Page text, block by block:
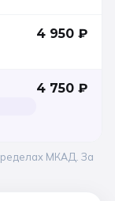
4 950 ₽
4 750 ₽
МКАД. За